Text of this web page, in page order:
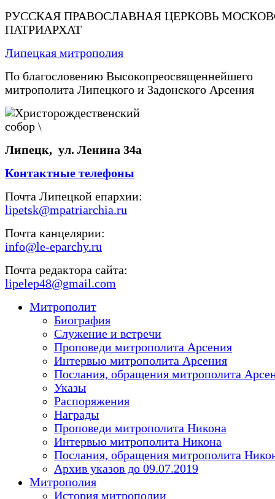
РУССКАЯ ПРАВОСЛАВНАЯ ЦЕРКОВЬ
ПАТРИАРХАТ
Липецкая митрополия
По благословению Высокопреосвященнейшего
митрополита Липецкого и Задонского Арсения
Липецк, ул. Ленина 34а
Контактные телефоны
Почта Липецкой епархии:
lipetsk@mpatriarchia.ru
Почта канцелярии:
info@le-eparchy.ru
Почта редактора сайта:
lipelep48@gmail.com
Митрополит
Биография
Служение и встречи
Проповеди митрополита Арсения
Интервью митрополита Арсения
Послания, обращения митрополита
Указы
Распоряжения
Награды
Проповеди митрополита Никона
Интервью митрополита Никона
Послания, обращения митрополита
Архив указов до 09.07.2019
Митрополия
История митрополии